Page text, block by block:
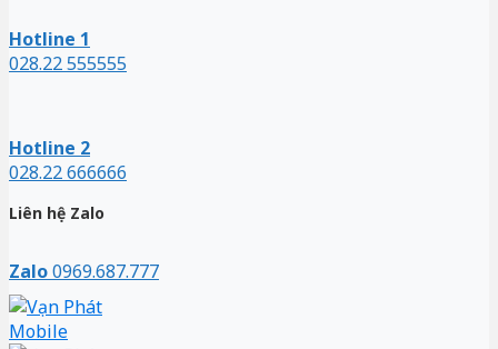
Hotline 1
028.22 555555
Hotline 2
028.22 666666
Liên hệ Zalo
Zalo0969.687.777